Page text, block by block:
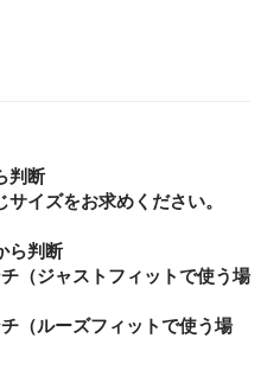
判断
イズをお求めください。
ら判断
（ジャストフィットで使う場
（ルーズフィットで使う場